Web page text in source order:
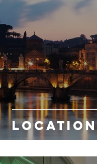
LOCATION